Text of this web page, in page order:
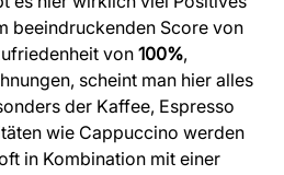
beeindruckenden Score von
von100%,
scheint man hier alles
der Kaffee, Espresso
wie Cappuccino werden
in Kombination mit einer